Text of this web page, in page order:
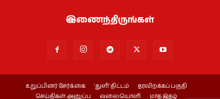
இணைந்திருங்கள்
உறுப்பினர் சேர்க்கை ‘துளி’ திட்டம்
தரவிறக்கப் பகுதி
செய்திகள் அனுப்ப
வலையொளி மாத இதழ்